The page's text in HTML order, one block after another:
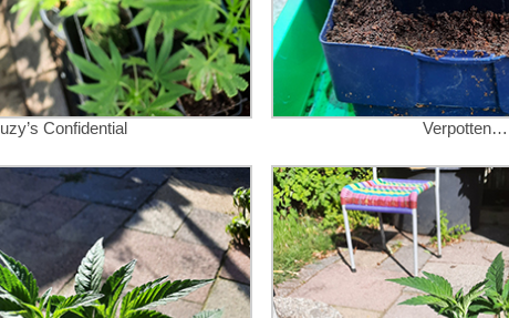
Confidential Verpotten…